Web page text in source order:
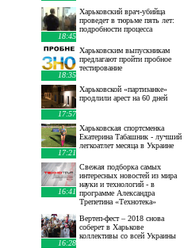
18:45
Харьковский врач-убийца
проведет в тюрьме пять лет:
подробности процесса
18:35
Харьковским выпускникам
предлагают пройти пробное
тестирование
17:57
Харьковской «партизанке»
продлили арест на 60 дней
17:21
Харьковская спортсменка
Екатерина Табашник - лучший
легкоатлет месяца в Украине
16:41
Свежая подборка самых
интересных новостей из мира
науки и технологий - в
программе Александра
Трепетина «Технотека»
16:28
Вертеп-фест – 2018 снова
соберет в Харькове
коллективы со всей Украины